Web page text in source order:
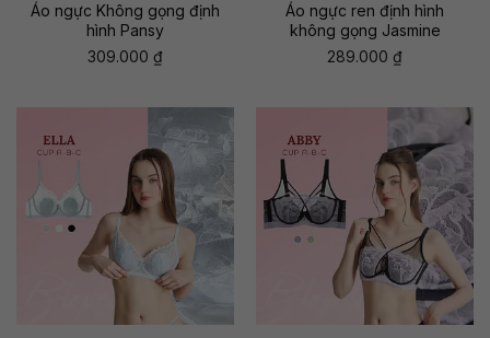
Áo ngực Không gọng định
hình Pansy
309.000 ₫
Áo ngực ren định hình
không gọng Jasmine
289.000 ₫